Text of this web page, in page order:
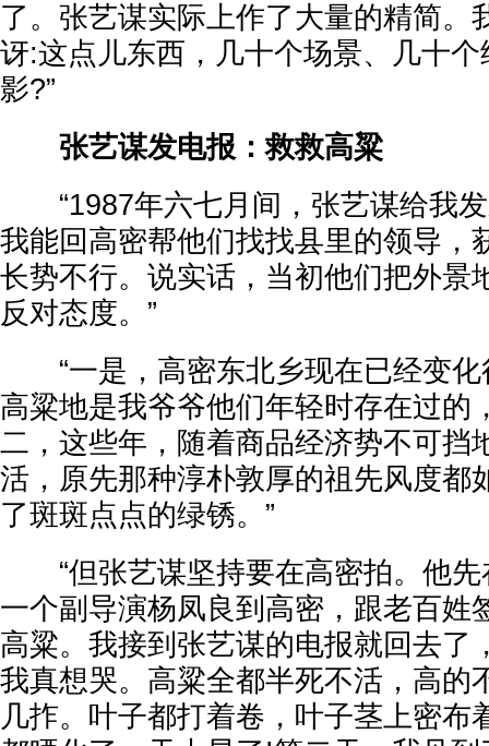
了。张艺谋实际上作了大量的精简。
讶:这点儿东西，几十个场景、几十
影?”
张艺谋发电报：救救高粱
“1987年六七月间，张艺谋给我发
我能回高密帮他们找找县里的领导，
长势不行。说实话，当初他们把外景
反对态度。”
“一是，高密东北乡现在已经变化
高粱地是我爷爷他们年轻时存在过的
二，这些年，随着商品经济势不可挡
活，原先那种淳朴敦厚的祖先风度都
了斑斑点点的绿锈。”
“但张艺谋坚持要在高密拍。他先
一个副导演杨凤良到高密，跟老百姓
高粱。我接到张艺谋的电报就回去了
我真想哭。高粱全都半死不活，高的
几拃。叶子都打着卷，叶子茎上密布